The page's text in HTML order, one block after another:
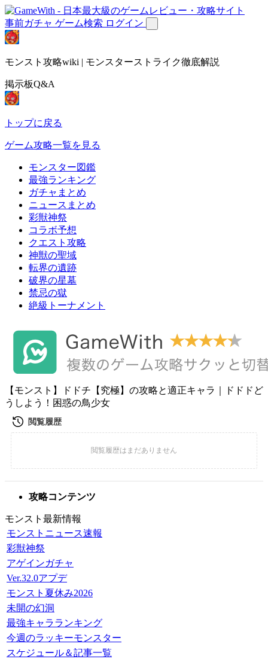
事前ガチャ ゲーム検索 ログイン
モンスト攻略wiki | モンスターストライク徹底解説
掲示板Q&A
トップに戻る
ゲーム攻略一覧を見る
モンスター図鑑
最強ランキング
ガチャまとめ
ニュースまとめ
彩獣神祭
コラボ予想
クエスト攻略
神獣の聖域
転界の遺跡
破界の星墓
禁忌の獄
絶級トーナメント
【モンスト】ドドチ【究極】の攻略と適正キャラ｜ドドドど
うしよう！困惑の鳥少女
攻略コンテンツ
モンスト最新情報
モンストニュース速報
彩獣神祭
アゲインガチャ
Ver.32.0アプデ
モンスト夏休み2026
未開の幻洞
最強キャラランキング
今週のラッキーモンスター
スケジュール＆記事一覧